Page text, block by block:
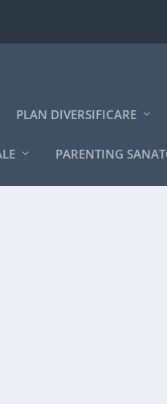
PLAN DIVERSIFICARE
PARENTING